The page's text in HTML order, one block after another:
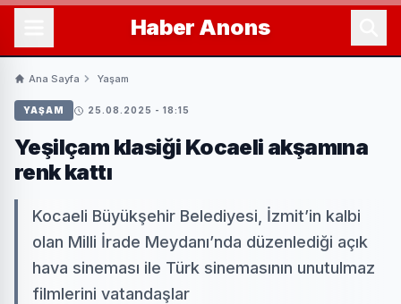
Haber Anons
Ana Sayfa Yaşam
YAŞAM 25.08.2025 - 18:15
Yeşilçam klasiği Kocaeli akşamına
renk kattı
Kocaeli Büyükşehir Belediyesi, İzmit’in kalbi
olan Milli İrade Meydanı’nda düzenlediği açık
hava sineması ile Türk sinemasının unutulmaz
filmlerini vatandaşlar